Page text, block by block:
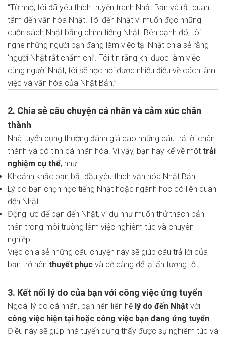
“Từ nhỏ, tôi đã yêu thích truyện tranh Nhật Bản và rất quan
tâm đến văn hóa Nhật. Tôi đến Nhật vì muốn đọc những
cuốn sách Nhật bằng chính tiếng Nhật. Bên cạnh đó, tôi
nghe những người bạn đang làm việc tại Nhật chia sẻ rằng
‘người Nhật rất chăm chỉ’. Tôi tin rằng khi được làm việc
cùng người Nhật, tôi sẽ học hỏi được nhiều điều về cách làm
việc và văn hóa của Nhật Bản.”
2. Chia sẻ câu chuyện cá nhân và cảm xúc chân
thành
Nhà tuyển dụng thường đánh giá cao những câu trả lời chân
thành và có tính cá nhân hóa. Vì vậy, bạn hãy kể về một trải
nghiệm cụ thể, như:
Khoảnh khắc bạn bắt đầu yêu thích văn hóa Nhật Bản.
Lý do bạn chọn học tiếng Nhật hoặc ngành học có liên quan
đến Nhật.
Động lực để bạn đến Nhật, ví dụ như muốn thử thách bản
thân trong môi trường làm việc nghiêm túc và chuyên
nghiệp.
Việc chia sẻ những câu chuyện này sẽ giúp câu trả lời của
bạn trở nên thuyết phục và dễ dàng để lại ấn tượng tốt.
3. Kết nối lý do của bạn với công việc ứng tuyển
Ngoài lý do cá nhân, bạn nên liên hệ lý do đến Nhật với
công việc hiện tại hoặc công việc bạn đang ứng tuyển
Điều này sẽ giúp nhà tuyển dụng thấy được sự nghiêm túc và